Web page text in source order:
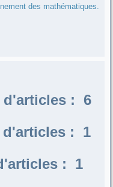
des mathématiques.
d'articles : 6
d'articles : 1
: 1